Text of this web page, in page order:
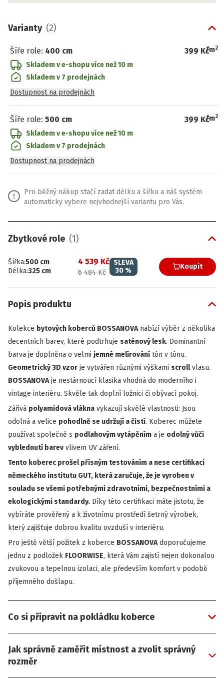
Varianty (2)
Šíře role: 400 cm 399 Kč
/m2
Skladem v e-shopuvíce než 10 m
Skladem v 7 prodejnách
Dostupnost na prodejnách
Šíře role: 500 cm 399 Kč
/m2
Skladem v e-shopuvíce než 10 m
Skladem v 7 prodejnách
Dostupnost na prodejnách
Pro běžný nákup stačí zadat délku a šířku a náš systém
automaticky vybere nejvhodnejší variantu pro Vás.
Zbytkové role (1)
Šířka:500 cm
Délka:325 cm
4 539 Kč
6 484 Kč
SLEVA
30 % Koupit
Popis produktu
Kolekce bytových koberců BOSSANOVAnabízí výběr z několika
decentních barev, které podtrhuje saténový lesk. Dominantní
barva je doplněna o velmi jemné melírování tón v tónu.
Geometrický 3D vzor je vytvářen různými výškami scrollvlasu.
BOSSANOVAje nestárnoucí klasika vhodná do moderního i
vintage interiéru. Skvěle tak doplní ložnici či obývací pokoj.
Zářivá polyamidová vlákna vykazují skvělé vlastnosti: Jsou
odolná a velice pohodlně se udržují a čistí. Koberec můžete
používat společně s podlahovým vytápěním a je odolný vůči
vyblednutí barevvlivem UV záření.
Tento koberec prošel přísným testováním a nese certifikaci
německého institutu GUT, která zaručuje, že je vyroben v
souladu se všemi potřebnými zdravotními, bezpečnostními a
ekologickými standardy. Díky této certifikaci máte jistotu, že
vybíráte prověřený a k životnímu prostředí šetrný výrobek,
který zajišťuje dobrou kvalitu ovzduší v interiéru.
Pro ještě větší požitek z koberce BOSSANOVAdoporučujeme
jednu z podložek FLOORWISE, která Vám zajistí nejen dokonalou
zvukovou a tepelnou izolaci, ale především komfort v podobě
příjemného došlapu.
Co si připravit na pokládku koberce
Jak správně zaměřit místnost a zvolit správný
rozměr